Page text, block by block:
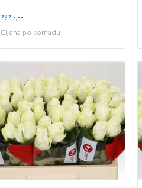
??? -,--
Cijena po komadu